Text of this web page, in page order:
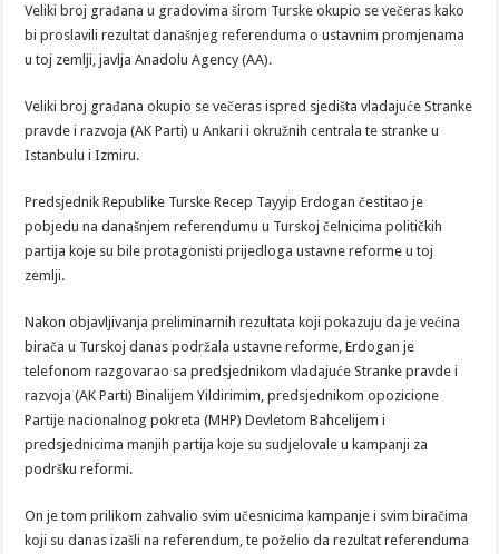
Veliki broj građana u gradovima širom Turske okupio se večeras kako
bi proslavili rezultat današnjeg referenduma o ustavnim promjenama
u toj zemlji, javlja Anadolu Agency (AA).
Veliki broj građana okupio se večeras ispred sjedišta vladajuće Stranke
pravde i razvoja (AK Parti) u Ankari i okružnih centrala te stranke u
Istanbulu i Izmiru.
Predsjednik Republike Turske Recep Tayyip Erdogan čestitao je
pobjedu na današnjem referendumu u Turskoj čelnicima političkih
partija koje su bile protagonisti prijedloga ustavne reforme u toj
zemlji.
Nakon objavljivanja preliminarnih rezultata koji pokazuju da je većina
birača u Turskoj danas podržala ustavne reforme, Erdogan je
telefonom razgovarao sa predsjednikom vladajuće Stranke pravde i
razvoja (AK Parti) Binalijem Yildirimim, predsjednikom opozicione
Partije nacionalnog pokreta (MHP) Devletom Bahcelijem i
predsjednicima manjih partija koje su sudjelovale u kampanji za
podršku reformi.
On je tom prilikom zahvalio svim učesnicima kampanje i svim biračima
koji su danas izašli na referendum, te poželio da rezultat referenduma